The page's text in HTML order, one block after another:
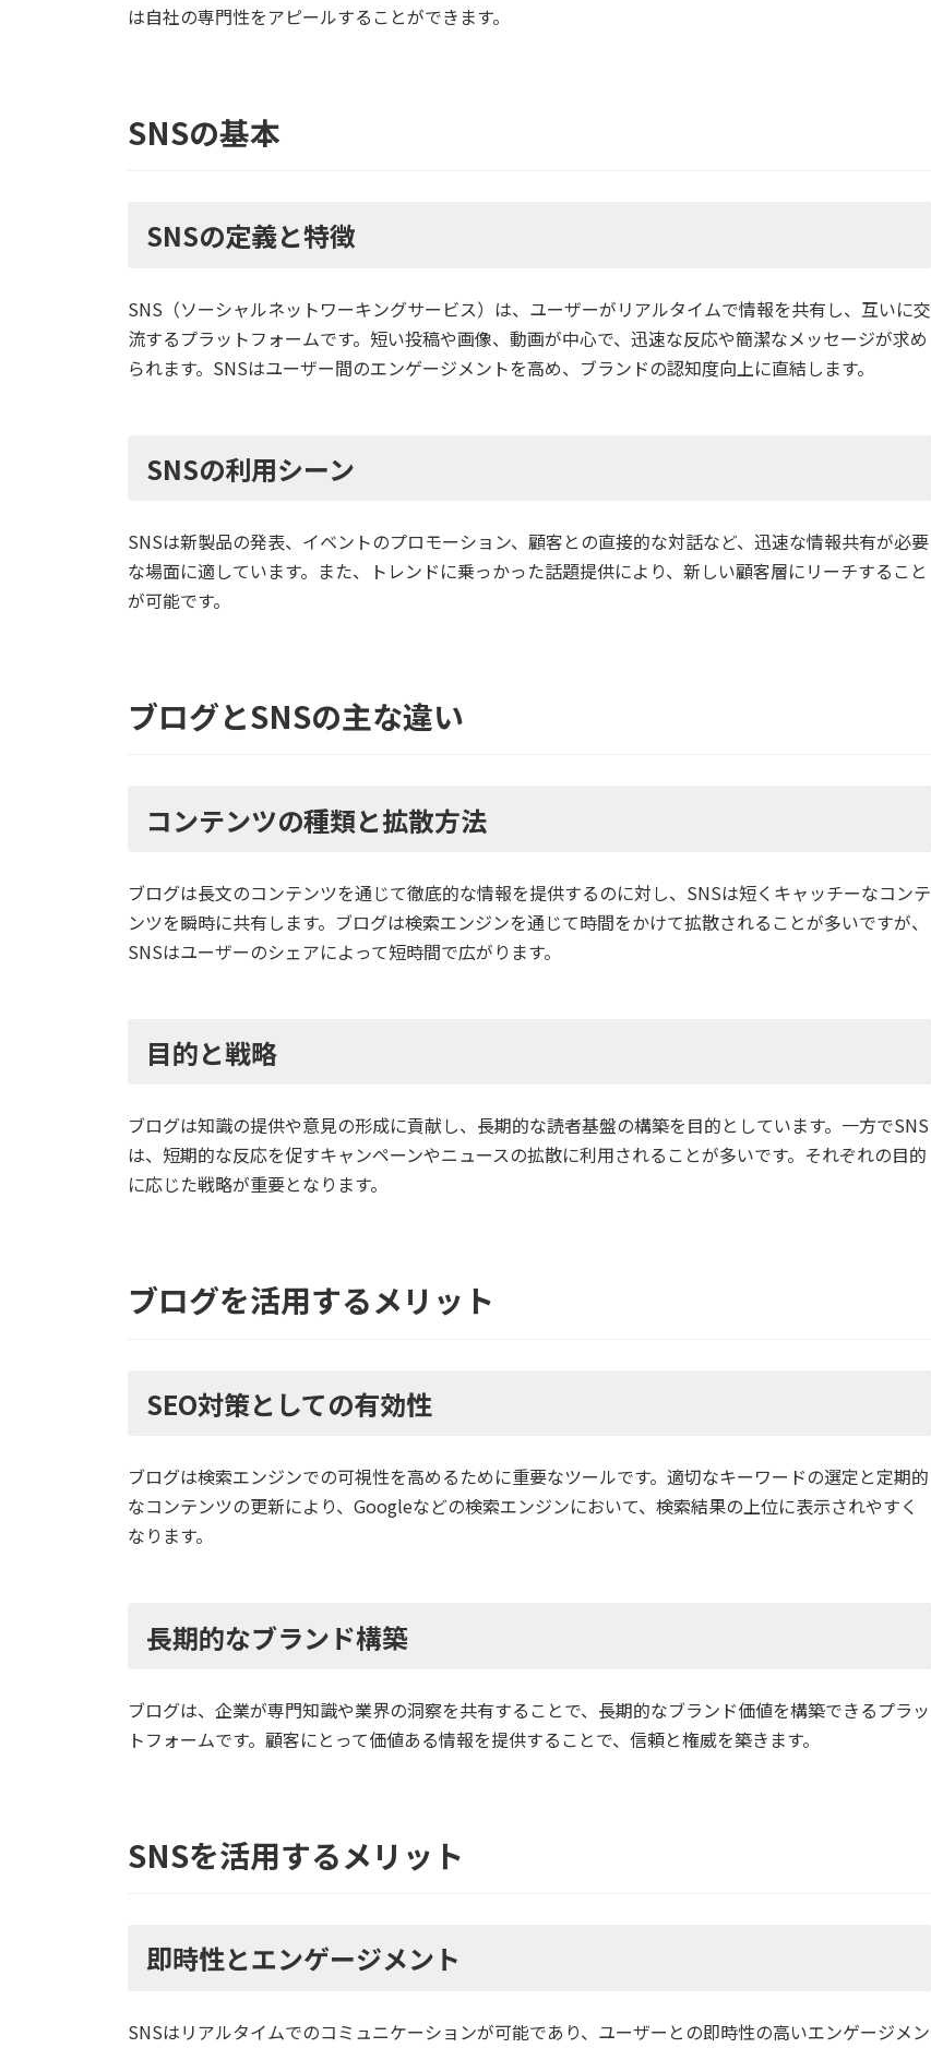
は自社の専門性をアピールすることができます。
SNSの基本
SNSの定義と特徴
SNS（ソーシャルネットワーキングサービス）は、ユーザーがリアルタイムで情報を共有し、互いに交
流するプラットフォームです。短い投稿や画像、動画が中心で、迅速な反応や簡潔なメッセージが求め
られます。SNSはユーザー間のエンゲージメントを高め、ブランドの認知度向上に直結します。
SNSの利用シーン
SNSは新製品の発表、イベントのプロモーション、顧客との直接的な対話など、迅速な情報共有が必要
な場面に適しています。また、トレンドに乗っかった話題提供により、新しい顧客層にリーチすること
が可能です。
ブログとSNSの主な違い
コンテンツの種類と拡散方法
ブログは長文のコンテンツを通じて徹底的な情報を提供するのに対し、SNSは短くキャッチーなコンテ
ンツを瞬時に共有します。ブログは検索エンジンを通じて時間をかけて拡散されることが多いですが、
SNSはユーザーのシェアによって短時間で広がります。
目的と戦略
ブログは知識の提供や意見の形成に貢献し、長期的な読者基盤の構築を目的としています。一方でSNS
は、短期的な反応を促すキャンペーンやニュースの拡散に利用されることが多いです。それぞれの目的
に応じた戦略が重要となります。
ブログを活用するメリット
SEO対策としての有効性
ブログは検索エンジンでの可視性を高めるために重要なツールです。適切なキーワードの選定と定期的
なコンテンツの更新により、Googleなどの検索エンジンにおいて、検索結果の上位に表示されやすく
なります。
長期的なブランド構築
ブログは、企業が専門知識や業界の洞察を共有することで、長期的なブランド価値を構築できるプラッ
トフォームです。顧客にとって価値ある情報を提供することで、信頼と権威を築きます。
SNSを活用するメリット
即時性とエンゲージメント
SNSはリアルタイムでのコミュニケーションが可能であり、ユーザーとの即時性の高いエンゲージメン